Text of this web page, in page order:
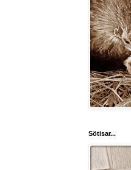
Sötisar...